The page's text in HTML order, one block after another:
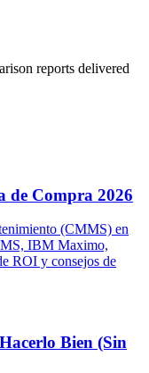
reports delivered
de Compra 2026
(CMMS) en
IBM Maximo,
ROI y consejos de
Bien (Sin